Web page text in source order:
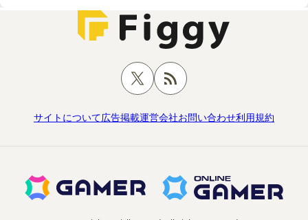
サイトについて広告掲載運営会社お問い合わせ利用規約